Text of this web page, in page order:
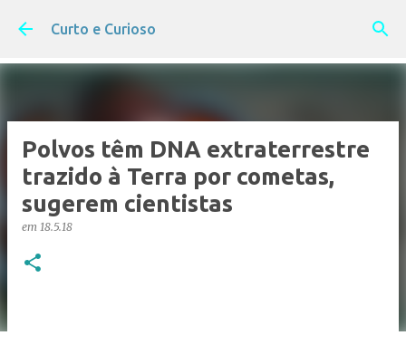
Pular para o conteúdo principal
Curto e Curioso
Polvos têm DNA extraterrestre
trazido à Terra por cometas,
sugerem cientistas
em 18.5.18